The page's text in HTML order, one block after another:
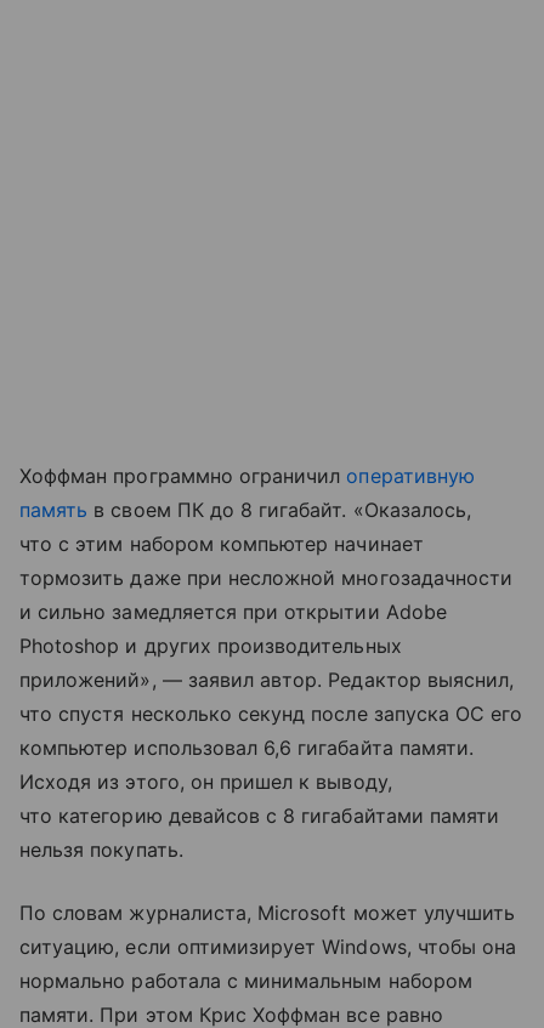
Хоффман программно ограничил оперативную
память в своем ПК до 8 гигабайт. «Оказалось,
что с этим набором компьютер начинает
тормозить даже при несложной многозадачности
и сильно замедляется при открытии Adobe
Photoshop и других производительных
приложений», — заявил автор. Редактор выяснил,
что спустя несколько секунд после запуска ОС его
компьютер использовал 6,6 гигабайта памяти.
Исходя из этого, он пришел к выводу,
что категорию девайсов с 8 гигабайтами памяти
нельзя покупать.
По словам журналиста, Microsoft может улучшить
ситуацию, если оптимизирует Windows, чтобы она
нормально работала с минимальным набором
памяти. При этом Крис Хоффман все равно